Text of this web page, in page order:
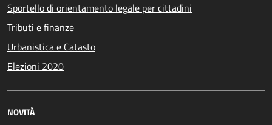
Sportello di orientamento legale per cittadini
Tributi e finanze
Urbanistica e Catasto
Elezioni 2020
NOVITÀ